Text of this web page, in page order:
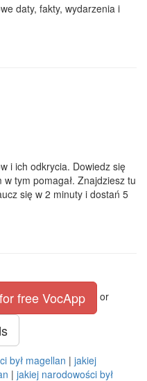
daty, fakty, wydarzenia i
i ich odkrycia. Dowiedz się
tym pomagał. Znajdziesz tu
się w 2 minuty i dostań 5
for free VocApp or
był magellan | jakiej
| jakiej narodowości był